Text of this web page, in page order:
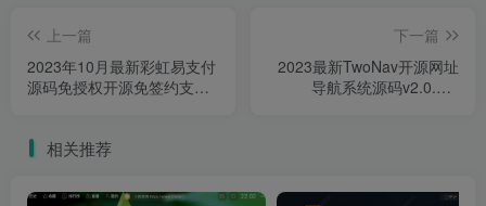
上一篇
2023年10月最新彩虹易支付
源码免授权开源免签约支付
H5 支付、订单查询、更新支
下一篇
2023最新TwoNav开源网址
导航系统源码v2.0.40-
相关推荐